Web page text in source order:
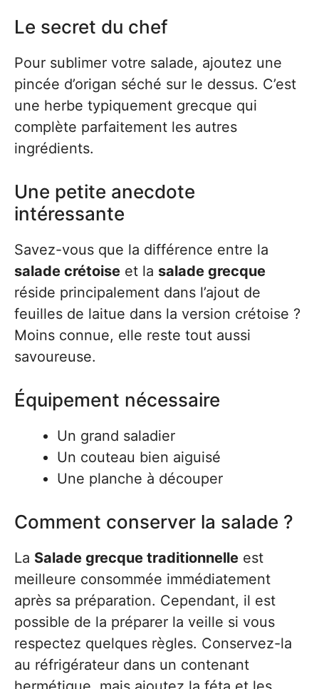
Le secret du chef
Pour sublimer votre salade, ajoutez une
pincée d’origan séché sur le dessus. C’est
une herbe typiquement grecque qui
complète parfaitement les autres
ingrédients.
Une petite anecdote
intéressante
Savez-vous que la différence entre la
salade crétoise et la salade grecque
réside principalement dans l’ajout de
feuilles de laitue dans la version crétoise ?
Moins connue, elle reste tout aussi
savoureuse.
Équipement nécessaire
Un grand saladier
Un couteau bien aiguisé
Une planche à découper
Comment conserver la salade ?
La Salade grecque traditionnelle est
meilleure consommée immédiatement
après sa préparation. Cependant, il est
possible de la préparer la veille si vous
respectez quelques règles. Conservez-la
au réfrigérateur dans un contenant